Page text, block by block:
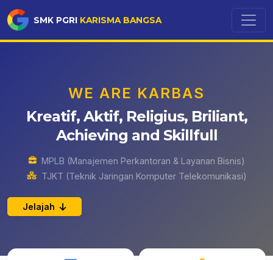
SMK PGRI KARISMA BANGSA
WE ARE KARBAS
Kreatif, Aktif, Religius, Briliant,
Achieving and Skillfull
MPLB (Manajemen Perkantoran & Layanan Bisnis)
TJKT (Teknik Jaringan Komputer Telekomunikasi)
Jelajah